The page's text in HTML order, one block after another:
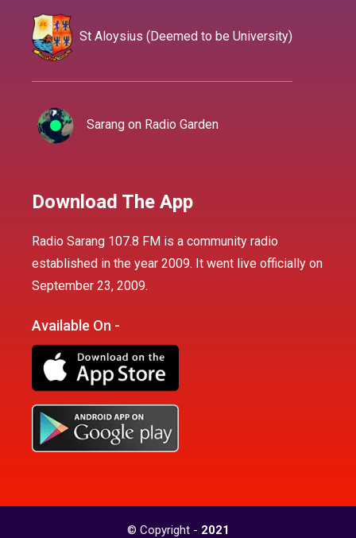
St Aloysius (Deemed to be University)
Sarang on Radio Garden
Download The App
Radio Sarang 107.8 FM is a community radio
established in the year 2009. It went live officially on
September 23, 2009.
Available On -
© Copyright - 2021